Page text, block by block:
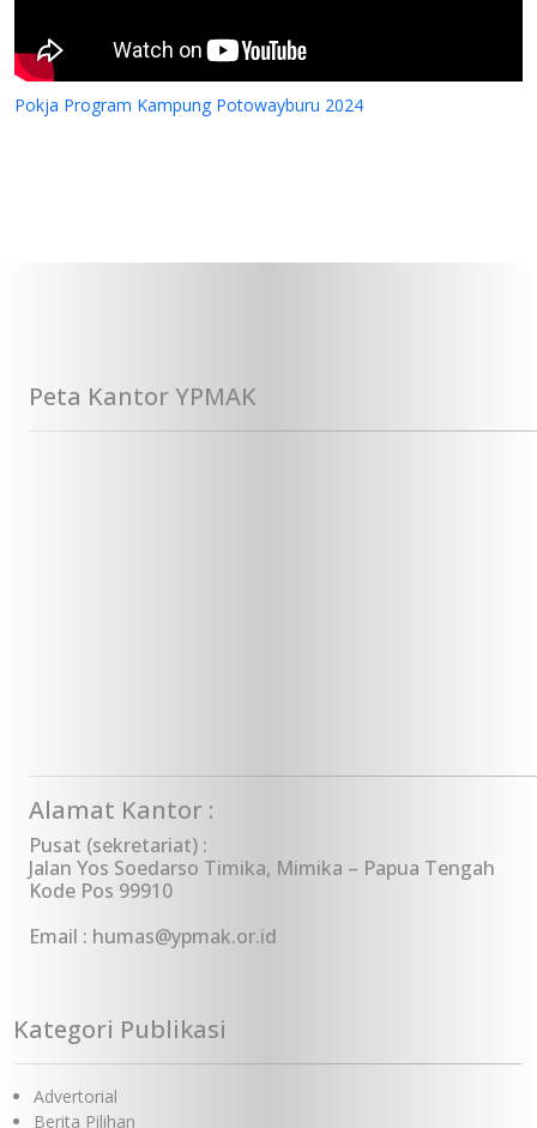
Pokja Program Kampung Potowayburu 2024
Peta Kantor YPMAK
Alamat Kantor :
Pusat (sekretariat) :
Jalan Yos Soedarso Timika, Mimika – Papua Tengah
Kode Pos 99910
Email : humas@ypmak.or.id
Kategori Publikasi
Advertorial
Berita Pilihan